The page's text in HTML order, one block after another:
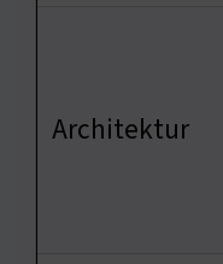
Architektur